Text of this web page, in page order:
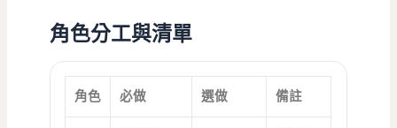
角色分工與清單
角色 必做 選做 備註